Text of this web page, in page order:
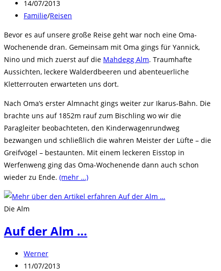
Autor:
Beitrag
veröffentlicht:
14/07/2013
Beitrags-
Familie/Reisen
Bevor es auf unsere große Reise geht war noch eine Oma-
Wochenende dran. Gemeinsam mit Oma gings für Yannick,
Nino und mich zuerst auf die Mahdegg Alm. Traumhafte
Aussichten, leckere Walderdbeeren und abenteuerliche
Kletterrouten erwarteten uns dort.
Nach Oma’s erster Almnacht gings weiter zur Ikarus-Bahn. Die
brachte uns auf 1852m rauf zum Bischling wo wir die
Paragleiter beobachteten, den Kinderwagenrundweg
bezwangen und schließlich die wahren Meister der Lüfte – die
Greifvögel – bestaunten. Mit einem leckeren Eisstop in
Werfenweng ging das Oma-Wochenende dann auch schon
wieder zu Ende. (mehr …)
Die Alm
Auf der Alm …
Beitrags-
Autor:
Werner
Beitrag
11/07/2013